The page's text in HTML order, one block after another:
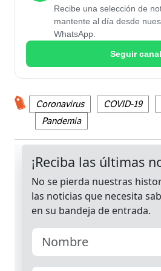
Recibe una selección de
mantente al día desde
WhatsApp.
Seguir canal
Coronavirus COVID-19
Pandemia